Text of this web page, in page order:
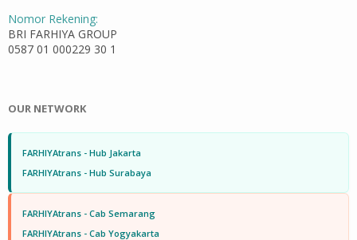
Nomor Rekening:
BRI FARHIYA GROUP
0587 01 000229 30 1
OUR NETWORK
FARHIYAtrans - Hub Jakarta
FARHIYAtrans - Hub Surabaya
FARHIYAtrans - Cab Semarang
FARHIYAtrans - Cab Yogyakarta